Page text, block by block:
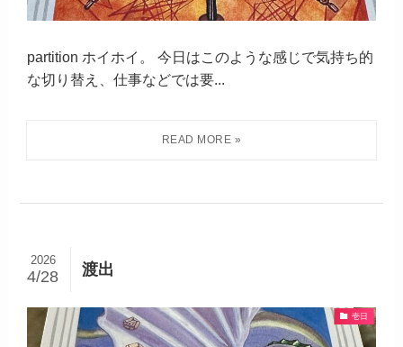
partition ホイホイ。 今日はこのような感じで気持ち的
な切り替え、仕事などでは要...
渡出
2026
4/28
壱日